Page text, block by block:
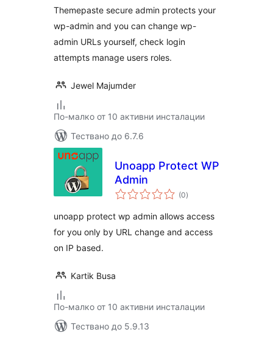
Themepaste secure admin protects your
wp-admin and you can change wp-
admin URLs yourself, check login
attempts manage users roles.
Jewel Majumder
По-малко от 10 активни инсталации
Тествано до 6.7.6
Unoapp Protect WP
Admin
(0общо
оценки
)
unoapp protect wp admin allows access
for you only by URL change and access
on IP based.
Kartik Busa
По-малко от 10 активни инсталации
Тествано до 5.9.13